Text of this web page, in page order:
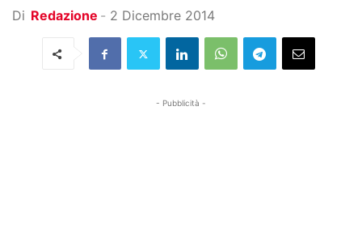
Di Redazione - 2 Dicembre 2014
- Pubblicità -